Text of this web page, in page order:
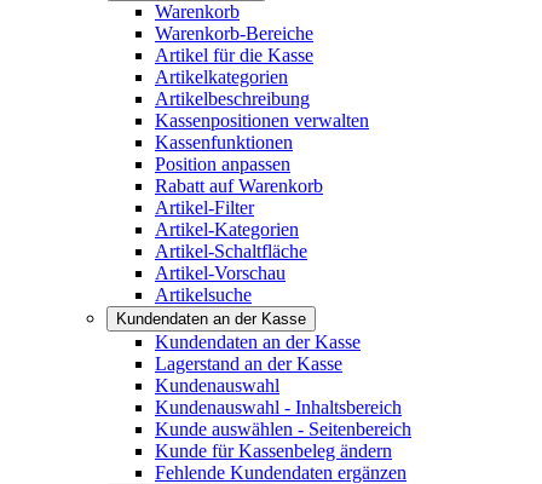
Warenkorb
Warenkorb-Bereiche
Artikel für die Kasse
Artikelkategorien
Artikelbeschreibung
Kassenpositionen verwalten
Kassenfunktionen
Position anpassen
Rabatt auf Warenkorb
Artikel-Filter
Artikel-Kategorien
Artikel-Schaltfläche
Artikel-Vorschau
Artikelsuche
Kundendaten an der Kasse
Kundendaten an der Kasse
Lagerstand an der Kasse
Kundenauswahl
Kundenauswahl - Inhaltsbereich
Kunde auswählen - Seitenbereich
Kunde für Kassenbeleg ändern
Fehlende Kundendaten ergänzen